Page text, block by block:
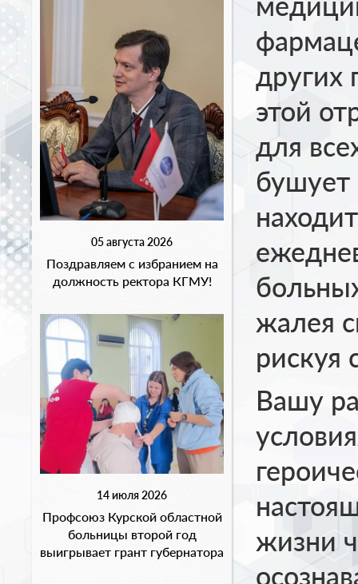
05 августа 2026
Поздравляем с избранием на
должность ректора КГМУ!
14 июля 2026
Профсоюз Курской областной
больницы второй год
выигрывает грант губернатора
других
этой
для
бушует
жалея
рискуя
Вашу
жизни